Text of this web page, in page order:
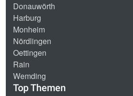
Donauwörth
Harburg
Monheim
Nördlingen
Oettingen
Rain
Wemding
Top Themen